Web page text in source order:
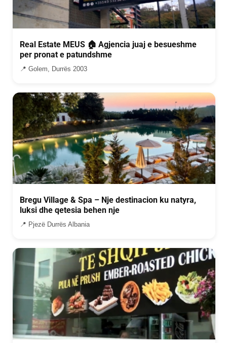
Real Estate MEUS 🏠 Agjencia juaj e besueshme
per pronat e patundshme
📍 Golem, Durrës 2003
Bregu Village & Spa – Nje destinacion ku natyra,
luksi dhe qetesia behen nje
📍 Pjezë Durrës Albania